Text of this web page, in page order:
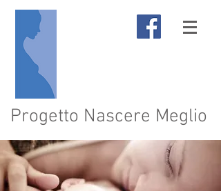
Progetto Nascere Meglio